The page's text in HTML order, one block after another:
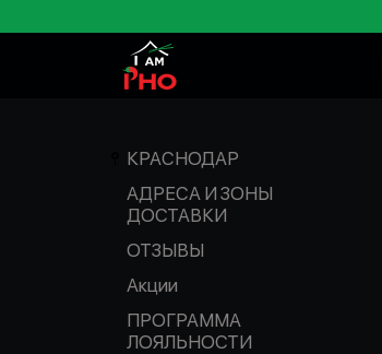
КРАСНОДАР
АДРЕСА И ЗОНЫ
ДОСТАВКИ
ОТЗЫВЫ
Акции
ПРОГРАММА
ЛОЯЛЬНОСТИ